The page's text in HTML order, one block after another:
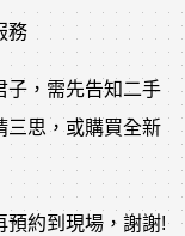
務
子，需先告知二手
三思，或購買全新
預約到現場，謝謝!